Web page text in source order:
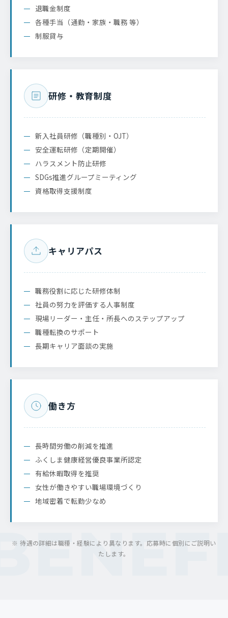
退職金制度
各種手当（通勤・家族・職務 等）
制服貸与
研修・教育制度
新入社員研修（職種別・OJT）
安全運転研修（定期開催）
ハラスメント防止研修
SDGs推進グループミーティング
資格取得支援制度
キャリアパス
職務役割に応じた研修体制
社員の努力を評価する人事制度
現場リーダー・主任・所長へのステップアップ
職種転換のサポート
長期キャリア面談の実施
働き方
長時間労働の削減を推進
ふくしま健康経営優良事業所認定
有給休暇取得を推奨
女性が働きやすい職場環境づくり
地域密着で転勤少なめ
※ 待遇の詳細は職種・経験により異なります。応募時に個別にご説明い
たします。